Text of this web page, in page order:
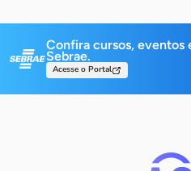
Confira cursos, eventos
Sebrae.
Acesse o Portal